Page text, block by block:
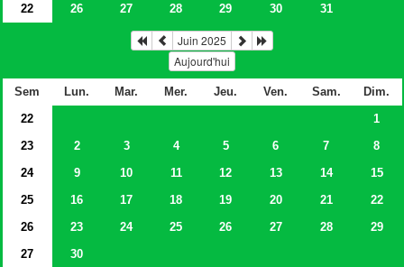
22
26 27 28 29 30 31
Juin 2025
Aujourd'hui
Sem Lun. Mar. Mer. Jeu. Ven. Sam.
Dim.
22
1
23
2 3 4 5 6 7
8
24
9 10 11 12 13 14
15
25
16 17 18 19 20 21
22
26
23 24 25 26 27 28
29
27
30